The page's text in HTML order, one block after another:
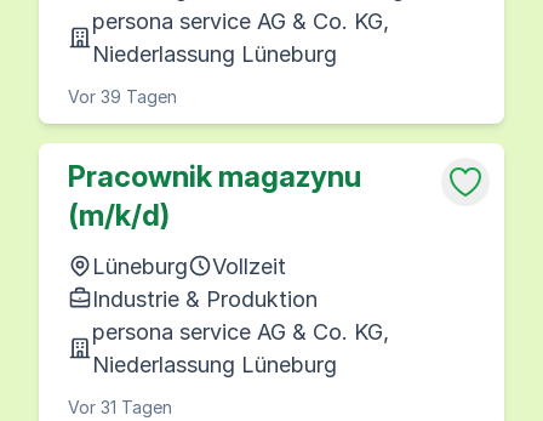
persona service AG & Co. KG,
Niederlassung Lüneburg
Vor 39 Tagen
Pracownik magazynu
(m/k/d)
Lüneburg
Vollzeit
Industrie & Produktion
persona service AG & Co. KG,
Niederlassung Lüneburg
Vor 31 Tagen